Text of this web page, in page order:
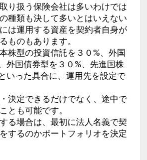
り扱う保険会社は多いわけでは
種類も決して多いとはいえない
は運用する資産を契約者自身が
ものもあります。
株型の投資信託を３０%、外国
外国債券型を３０%、先進国株
いった具合に、運用先を設定で
決定できるだけでなく、途中で
とも可能です。
る場合は、最初に法人名義で契
するのかポートフォリオを決定